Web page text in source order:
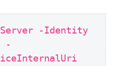
-Identity
-